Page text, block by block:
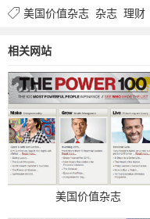
美国价值杂志 杂志 理财
相关网站
美国价值杂志